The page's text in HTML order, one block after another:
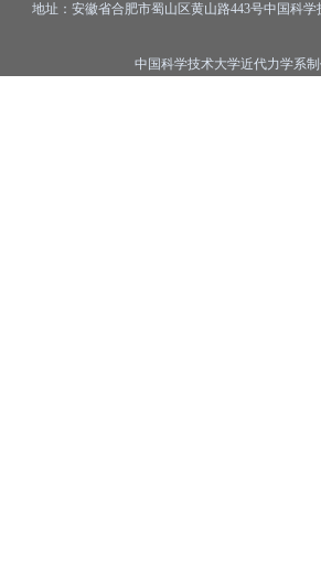
地址：安徽省合肥市蜀山区黄山路443号中国科
中国科学技术大学近代力学系